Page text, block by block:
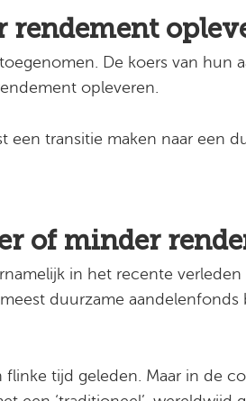
De koers van hun
opleveren.
transitie maken naar een
of minder
in het recente
duurzame aandelenfonds
tijd geleden. Maar in de